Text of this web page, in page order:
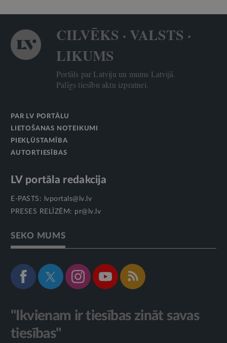
CILVĒKS · VALSTS ·
LIKUMS
Portāls par Latviju un mums Latvijā.
Palīgs tiesību aktu izpratnei.
PAR LV PORTĀLU
LIETOŠANAS NOTEIKUMI
PIEKĻŪSTAMĪBA
AUTORTIESĪBAS
LV portāla redakcija
E-PASTS:
lvportals@lv.lv
PRESES RELĪZĒM: pr@lv.lv
SEKO MUMS
"Ikvienam ir tiesības zināt savas
tiesības"